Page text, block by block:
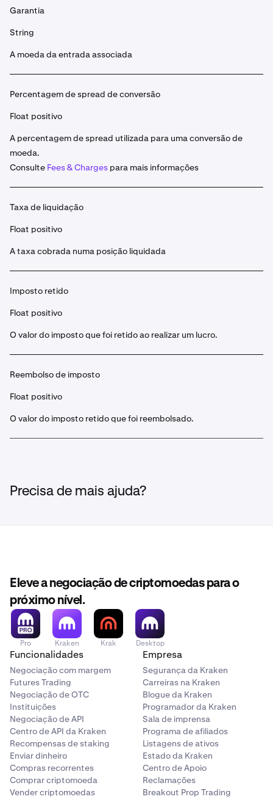
Garantia
String
A moeda da entrada associada
Percentagem de spread de conversão
Float positivo
A percentagem de spread utilizada para uma conversão de
moeda.
Consulte Fees & Charges para mais informações
Taxa de liquidação
Float positivo
A taxa cobrada numa posição liquidada
Imposto retido
Float positivo
O valor do imposto que foi retido ao realizar um lucro.
Reembolso de imposto
Float positivo
O valor do imposto retido que foi reembolsado.
Precisa de mais ajuda?
Eleve a negociação de criptomoedas para o
próximo nível.
Pro Kraken Krak Desktop
Funcionalidades
Negociação com margem
Futures Trading
Negociação de OTC
Instituições
Negociação de API
Centro de API da Kraken
Recompensas de staking
Enviar dinheiro
Compras recorrentes
Comprar criptomoeda
Vender criptomoedas
Empresa
Segurança da Kraken
Carreiras na Kraken
Blogue da Kraken
Programador da Kraken
Sala de imprensa
Programa de afiliados
Listagens de ativos
Estado da Kraken
Centro de Apoio
Reclamações
Breakout Prop Trading